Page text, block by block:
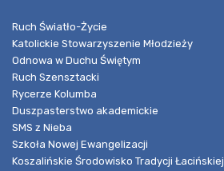
Ruch Światło-Życie
Katolickie Stowarzyszenie Młodzieży
Odnowa w Duchu Świętym
Ruch Szensztacki
Rycerze Kolumba
Duszpasterstwo akademickie
SMS z Nieba
Szkoła Nowej Ewangelizacji
Koszalińskie Środowisko Tradycji Łacińskiej